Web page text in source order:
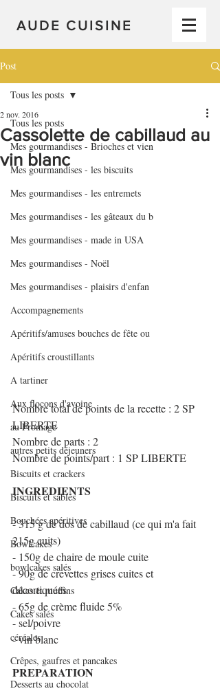
AUDE CUISINE
Post
Tous les posts
Mes gourmandises - Brioches et vien
Mes gourmandises - les biscuits
Mes gourmandises - les entremets
Mes gourmandises - les gâteaux du b
Mes gourmandises - made in USA
Mes gourmandises - Noël
Mes gourmandises - plaisirs d'enfan
Accompagnements
Apéritifs/amuses bouches de fête ou
Apéritifs croustillants
A tartiner
Aux flocons d'avoine
au Fromage
autres petits déjeuners
Biscuits et crackers
Biscuits et sablés
Bouchées apéritives
Bowlcakes
bowlcakes salés
Cakes et muffins
Cakes salés
céréales
Crêpes, gaufres et pancakes
Desserts au chocolat
Tous les posts
Cassolette de cabillaud au
vin blanc
2 nov. 2016
Nombre total de points de la recette : 2 SP
LIBERTE
Nombre de parts : 2
Nombre de points/part : 1 SP LIBERTE
INGREDIENTS
- 315 g de dos de cabillaud (ce qui m'a fait
215g cuits)
- 150g de chaire de moule cuite
- 90g de crevettes grises cuites et
décortiquées
- 65g de crème fluide 5%
- sel/poivre
- vin blanc
PREPARATION